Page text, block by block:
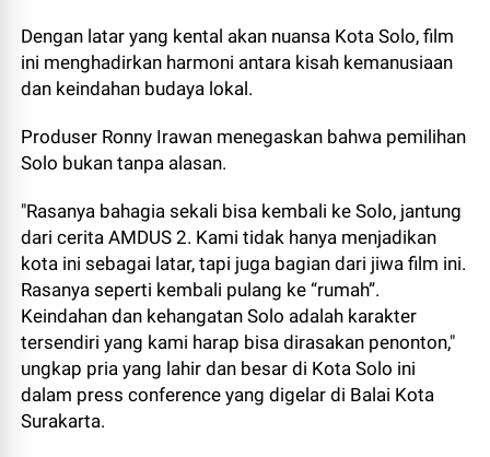
Dengan latar yang kental akan nuansa Kota Solo, film
ini menghadirkan harmoni antara kisah kemanusiaan
dan keindahan budaya lokal.
Produser Ronny Irawan menegaskan bahwa pemilihan
Solo bukan tanpa alasan.
"Rasanya bahagia sekali bisa kembali ke Solo, jantung
dari cerita AMDUS 2. Kami tidak hanya menjadikan
kota ini sebagai latar, tapi juga bagian dari jiwa film ini.
Rasanya seperti kembali pulang ke “rumah”.
Keindahan dan kehangatan Solo adalah karakter
tersendiri yang kami harap bisa dirasakan penonton,"
ungkap pria yang lahir dan besar di Kota Solo ini
dalam press conference yang digelar di Balai Kota
Surakarta.